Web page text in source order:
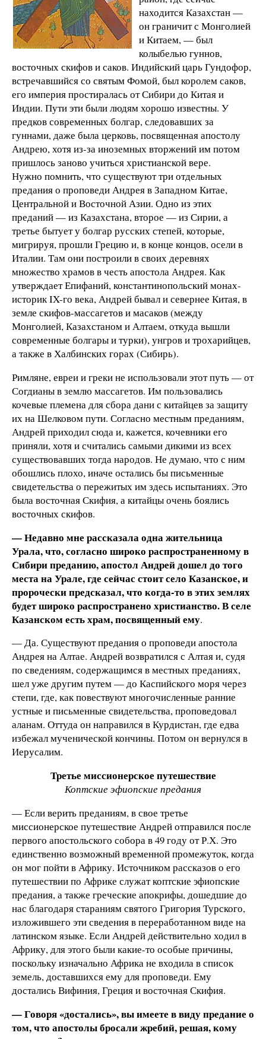
находится Казахстан —
он граничит с Монголией
и Китаем, — был
колыбелью гуннов,
восточных скифов и саков. Индийский царь Гундофор,
встречавшийся со святым Фомой, был королем саков,
его империя простиралась от Сибири до Китая и
Индии. Пути эти были людям хорошо известны. У
предков современных болгар, следовавших за
гуннами, даже была церковь, посвященная апостолу
Андрею, хотя из-за иноземных вторжений им потом
пришлось заново учиться христианской вере.
Нужно помнить, что существуют три отдельных
предания о проповеди Андрея в Западном Китае,
Центральной и Восточной Азии. Одно из этих
преданий — из Казахстана, второе — из Сирии, а
третье бытует у болгар русских степей, которые,
мигрируя, прошли Грецию и, в конце концов, осели в
Италии. Там они построили в своих деревнях
множество храмов в честь апостола Андрея. Как
утверждает Епифаний, константинопольский монах-
историк IX-го века, Андрей бывал и севернее Китая, в
земле скифов-массагетов и масаков (между
Монголией, Казахстаном и Алтаем, откуда вышли
современные болгары и турки), унгров и трохарийцев,
а также в Халбинских горах (Сибирь).
Римляне, евреи и греки не использовали этот путь — от
Согдианы в землю массагетов. Им пользовались
кочевые племена для сбора дани с китайцев за защиту
их на Шелковом пути. Согласно местным преданиям,
Андрей приходил сюда и, кажется, кочевники его
приняли, хотя и считались самыми дикими из всех
существовавших тогда народов. Не думаю, что с ним
обошлись плохо, иначе остались бы письменные
свидетельства о пережитых им здесь испытаниях. Это
была восточная Скифия, а китайцы очень боялись
восточных скифов.
— Недавно мне рассказала одна жительница
Урала, что, согласно широко распространенному в
Сибири преданию, апостол Андрей дошел до того
места на Урале, где сейчас стоит село Казанское, и
пророчески предсказал, что когда-то в этих землях
будет широко распространено христианство. В селе
Казанском есть храм, посвященный ему.
— Да. Существуют предания о проповеди апостола
Андрея на Алтае. Андрей возвратился с Алтая и, судя
по сведениям, содержащимся в местных преданиях,
шел уже другим путем — до Каспийского моря через
степи, где, как повествуют многочисленные ранние
устные и письменные свидетельства, проповедовал
аланам. Оттуда он направился в Курдистан, где едва
избежал мученической кончины. Потом он вернулся в
Иерусалим.
Третье миссионерское путешествие
Коптские эфиопские предания
— Если верить преданиям, в свое третье
миссионерское путешествие Андрей отправился после
первого апостольского собора в 49 году от Р.Х. Это
единственно возможный временной промежуток, когда
он мог пойти в Африку. Источником рассказов о его
путешествии по Африке служат коптские эфиопские
предания, а также греческие апокрифы, дошедшие до
нас благодаря стараниям святого Григория Турского,
изложившего эти сведения в переработанном виде на
латинском языке. Если Андрей действительно ходил в
Африку, для этого были какие-то особые причины,
поскольку изначально Африка не входила в список
земель, доставшихся ему для проповеди. Ему
достались Вифиния, Греция и восточная Скифия.
— Говоря «достались», вы имеете в виду предание о
том, что апостолы бросали жребий, решая, кому